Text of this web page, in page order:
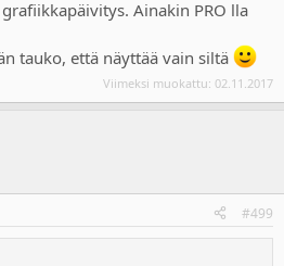
Ainakin PRO lla
tauko, että näyttää vain siltä
Viimeksi muokattu: 02.11.2017
#499